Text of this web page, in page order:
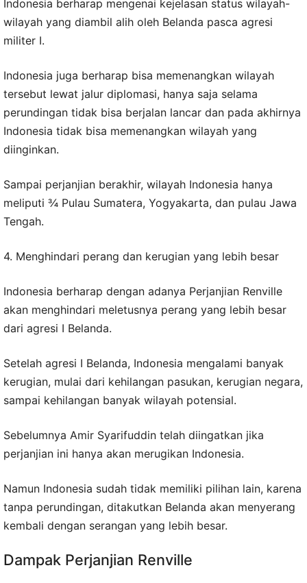
Indonesia berharap mengenai kejelasan status wilayah-
wilayah yang diambil alih oleh Belanda pasca agresi
militer I.
Indonesia juga berharap bisa memenangkan wilayah
tersebut lewat jalur diplomasi, hanya saja selama
perundingan tidak bisa berjalan lancar dan pada akhirnya
Indonesia tidak bisa memenangkan wilayah yang
diinginkan.
Sampai perjanjian berakhir, wilayah Indonesia hanya
meliputi ¾ Pulau Sumatera, Yogyakarta, dan pulau Jawa
Tengah.
4. Menghindari perang dan kerugian yang lebih besar
Indonesia berharap dengan adanya Perjanjian Renville
akan menghindari meletusnya perang yang lebih besar
dari agresi I Belanda.
Setelah agresi I Belanda, Indonesia mengalami banyak
kerugian, mulai dari kehilangan pasukan, kerugian negara,
sampai kehilangan banyak wilayah potensial.
Sebelumnya Amir Syarifuddin telah diingatkan jika
perjanjian ini hanya akan merugikan Indonesia.
Namun Indonesia sudah tidak memiliki pilihan lain, karena
tanpa perundingan, ditakutkan Belanda akan menyerang
kembali dengan serangan yang lebih besar.
Dampak Perjanjian Renville